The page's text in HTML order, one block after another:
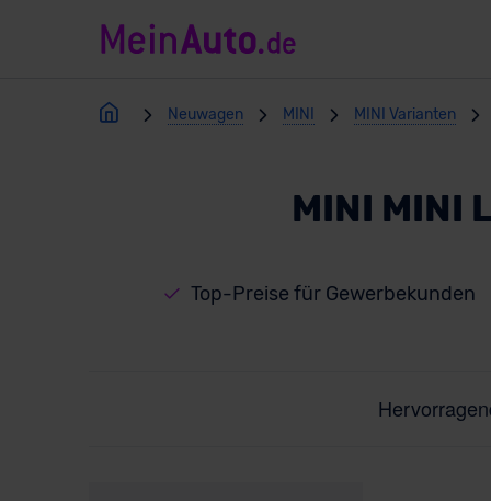
Neuwagen MINI MINI Varianten
MINI MINI
Top-Preise für Gewerbekunden